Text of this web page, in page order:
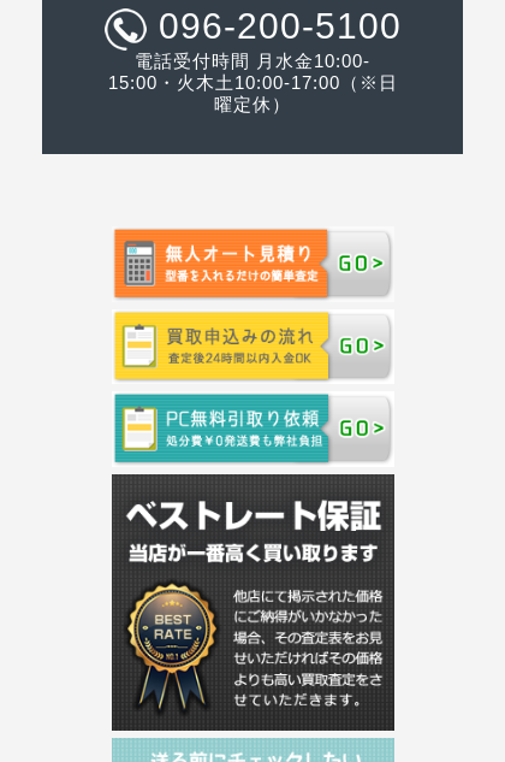
096-200-5100
電話受付時間 月水金10:00-
15:00・火木土10:00-17:00（※日
曜定休）